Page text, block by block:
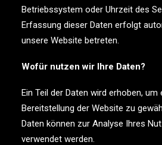
Betriebssystem oder Uhrzeit des
Erfassung dieser Daten erfolgt
unsere Website betreten.
Wofür nutzen wir Ihre Daten?
Ein Teil der Daten wird erhoben,
Bereitstellung der Website zu
Daten können zur Analyse Ihres
verwendet werden.